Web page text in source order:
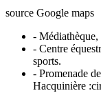
source Google maps
-
- Centre
sports.
- Promenade
Hacquinière